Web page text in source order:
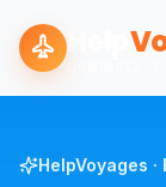
HelpVoyages